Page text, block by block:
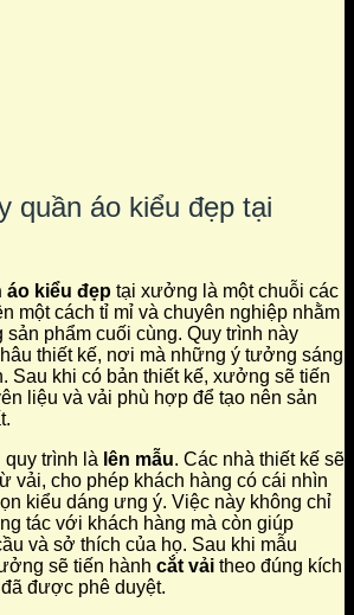
quần áo kiểu đẹp tại
áo kiểu đẹp tại xưởng là một chuỗi các
một cách tỉ mỉ và chuyên nghiệp nhằm
phẩm cuối cùng. Quy trình này
thiết kế, nơi mà những ý tưởng sáng
Sau khi có bản thiết kế, xưởng sẽ tiến
liệu và vải phù hợp để tạo nên sản
trình là lên mẫu. Các nhà thiết kế sẽ
vải, cho phép khách hàng có cái nhìn
kiểu dáng ưng ý. Việc này không chỉ
tác với khách hàng mà còn giúp
và sở thích của họ. Sau khi mẫu
sẽ tiến hành cắt vải theo đúng kích
được phê duyệt.